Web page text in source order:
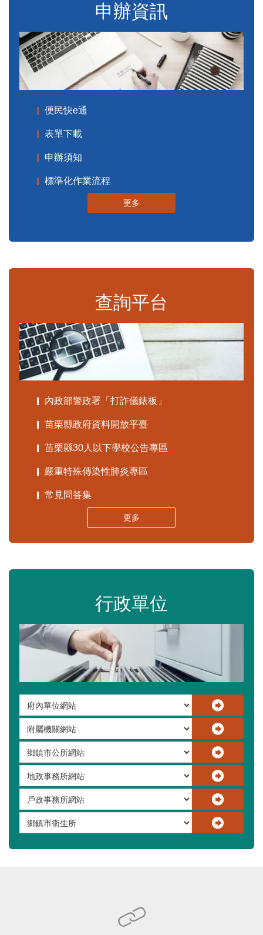
申辦資訊
便民快e通
表單下載
申辦須知
標準化作業流程
更多
查詢平台
內政部警政署「打詐儀錶板」
苗栗縣政府資料開放平臺
苗栗縣30人以下學校公告專區
嚴重特殊傳染性肺炎專區
常見問答集
更多
行政單位